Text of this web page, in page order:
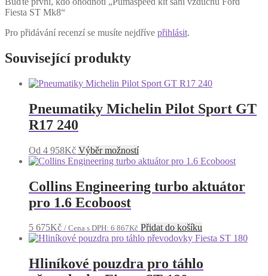
Fiesta ST Mk8“
Pro přidávání recenzí se musíte nejdříve přihlásit.
Související produkty
Pneumatiky Michelin Pilot Sport GT
R17 240
Od 4 958Kč Výběr možnostíTento
produkt
více
variant.
vybrat
na
stránce
Collins Engineering turbo aktuátor
pro 1.6 Ecoboost
5 675Kč / Cena s DPH: 6 867Kč Přidat do košíku
Hliníkové pouzdra pro táhlo